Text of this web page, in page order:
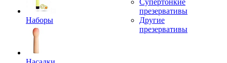
Наборы
Супертонкие
презервативы
Другие
презервативы